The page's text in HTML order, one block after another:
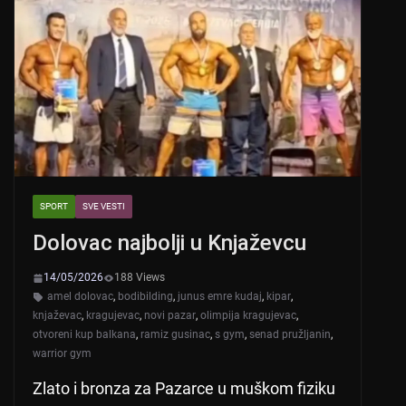
SPORT SVE VESTI
Dolovac najbolji u Knjaževcu
14/05/2026
188 Views
amel dolovac, bodibilding, junus emre kudaj, kipar,
knjaževac, kragujevac, novi pazar, olimpija kragujevac,
otvoreni kup balkana, ramiz gusinac, s gym, senad pružljanin,
warrior gym
Zlato i bronza za Pazarce u muškom fiziku